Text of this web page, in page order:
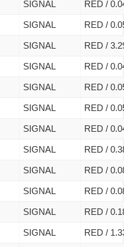
SIGNAL RED /
SIGNAL RED /
SIGNAL RED /
SIGNAL RED /
SIGNAL RED /
SIGNAL RED /
SIGNAL RED /
SIGNAL RED /
SIGNAL RED /
SIGNAL RED /
SIGNAL RED /
SIGNAL RED /